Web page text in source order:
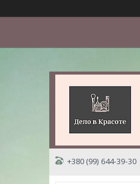
+380 (99) 644-39-30